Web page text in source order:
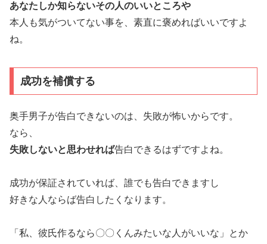
あなたしか知らないその人のいいところや
本人も気がついてない事を、素直に褒めればいいですよ
ね。
成功を補償する
奥手男子が告白できないのは、失敗が怖いからです。
なら、
失敗しないと思わせれば告白できるはずですよね。
成功が保証されていれば、誰でも告白できますし
好きな人ならば告白したくなります。
「私、彼氏作るなら〇〇くんみたいな人がいいな」とか